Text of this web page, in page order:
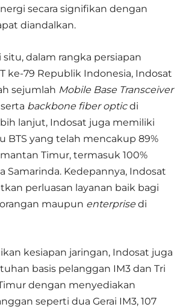
secara signifikan dengan
diandalkan.
dalam rangka persiapan
ke-79 Republik Indonesia, Indosat
sejumlah Mobile Base Transceiver
backbone fiber opticdi
lanjut, Indosat juga memiliki
BTS yang telah mencakup 89%
Timur, termasuk 100%
Samarinda. Kedepannya, Indosat
perluasan layanan baik bagi
maupun enterprisedi
kesiapan jaringan, Indosat juga
basis pelanggan IM3 dan Tri
dengan menyediakan
seperti dua Gerai IM3, 107